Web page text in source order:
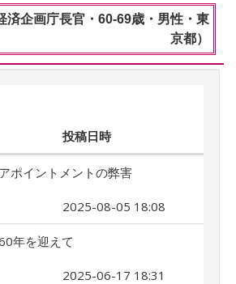
企画庁長官・60-69歳・男性・東
京都）
投稿日時
ポイントメントの弊害
2025-08-05 18:08
年を迎えて
2025-06-17 18:31